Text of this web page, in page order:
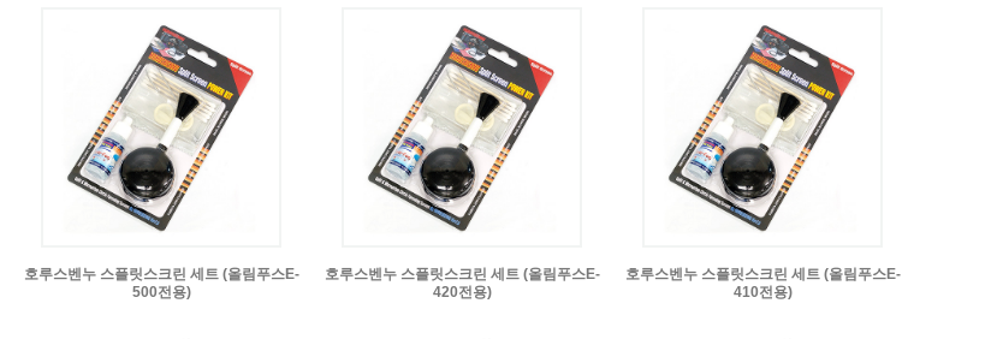
호루스벤누 스플릿스크린 세트 (올림푸스E-
500전용)
호루스벤누 스플릿스크린 세트 (올림푸스E-
420전용)
호루스벤누 스플릿스크린 세트 (올림푸스E-
410전용)